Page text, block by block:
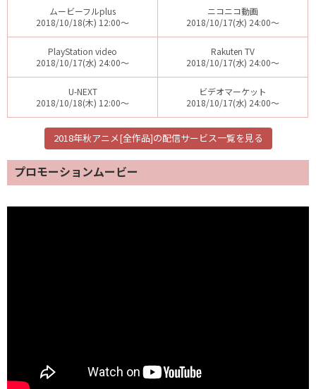
ムービーフルplus
2018/10/18(木) 12:00～
ニコニコ動画
2018/10/17(水) 24:00～
PlayStation video
2018/10/17(水) 24:00～
Rakuten TV
2018/10/17(水) 24:00～
U-NEXT
2018/10/18(木) 12:00～
ビデオマーケット
2018/10/17(水) 24:00～
2018年秋アニメ[全作品]の配信サービス一覧を見る
プロモーションムービー